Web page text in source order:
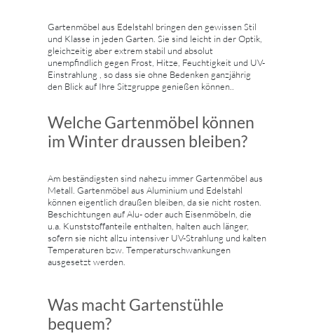
Gartenmöbel aus Edelstahl bringen den gewissen Stil
und Klasse in jeden Garten. Sie sind leicht in der Optik,
gleichzeitig aber extrem stabil und absolut
unempfindlich gegen Frost, Hitze, Feuchtigkeit und UV-
Einstrahlung , so dass sie ohne Bedenken ganzjährig
den Blick auf Ihre Sitzgruppe genießen können..
Welche Gartenmöbel können
im Winter draussen bleiben?
Am beständigsten sind nahezu immer Gartenmöbel aus
Metall. Gartenmöbel aus Aluminium und Edelstahl
können eigentlich draußen bleiben, da sie nicht rosten.
Beschichtungen auf Alu- oder auch Eisenmöbeln, die
u.a. Kunststoffanteile enthalten, halten auch länger,
sofern sie nicht allzu intensiver UV-Strahlung und kalten
Temperaturen bzw. Temperaturschwankungen
ausgesetzt werden.
Was macht Gartenstühle
bequem?